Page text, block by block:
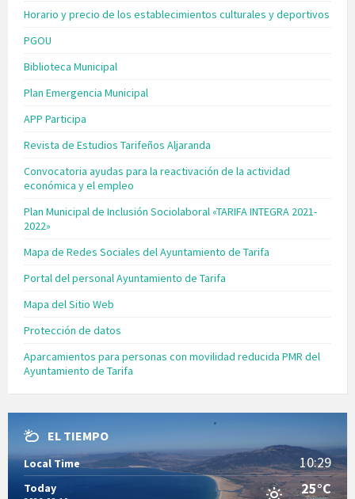
Horario y precio de los establecimientos culturales y deportivos
PGOU
Biblioteca Municipal
Plan Emergencia Municipal
APP Participa
Revista de Estudios Tarifeños Aljaranda
Convocatoria ayudas para la reactivación de la actividad
económica y el empleo
Plan Municipal de Inclusión Sociolaboral «TARIFA INTEGRA 2021-
2022»
Mapa de Redes Sociales del Ayuntamiento de Tarifa
Portal del personal Ayuntamiento de Tarifa
Mapa del Sitio Web
Protección de datos
Aparcamientos para personas con movilidad reducida PMR del
Ayuntamiento de Tarifa
EL TIEMPO
Local Time 10:29
Today 25°C